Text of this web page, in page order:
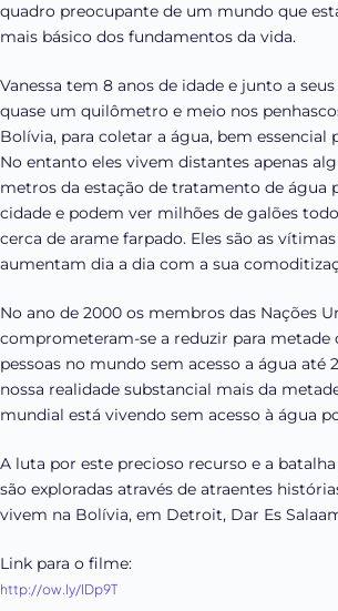
quadro preocupante de um mundo que
mais básico dos fundamentos da vida.
Vanessa tem 8 anos de idade e junto a
quase um quilômetro e meio nos
Bolívia, para coletar a água, bem essencial
No entanto eles vivem distantes apenas
metros da estação de tratamento de água
cidade e podem ver milhões de galões
cerca de arame farpado. Eles são as
aumentam dia a dia com a sua
No ano de 2000 os membros das Nações
comprometeram-se a reduzir para metade
pessoas no mundo sem acesso a água até
nossa realidade substancial mais da
mundial está vivendo sem acesso à água
A luta por este precioso recurso e a batalha
são exploradas através de atraentes
vivem na Bolívia, em Detroit, Dar Es
Link para o filme:
http://ow.ly/IDp9T